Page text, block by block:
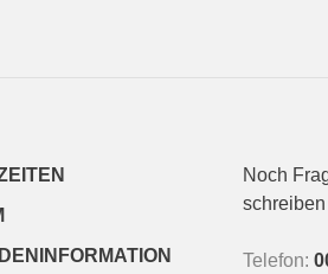
Noch
Telefon: